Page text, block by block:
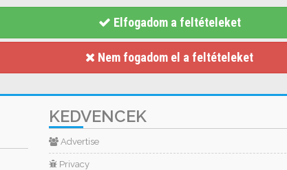
Elfogadom a feltételeket
Nem fogadom el a feltételeket
KEDVENCEK
Advertise
Privacy